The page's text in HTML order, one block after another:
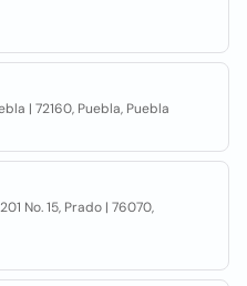
| 72160, Puebla, Puebla
No. 15, Prado | 76070,